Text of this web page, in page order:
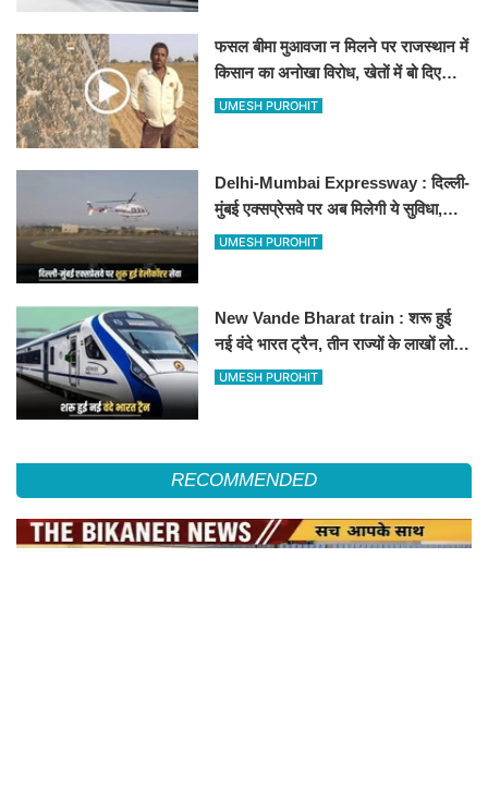
फसल बीमा मुआवजा न मिलने पर राजस्थान में
किसान का अनोखा विरोध, खेतों में बो दिए
500-500 रुपए के नोट, वीडियो वायरल
UMESH PUROHIT
Delhi-Mumbai Expressway : दिल्ली-
मुंबई एक्सप्रेसवे पर अब मिलेगी ये सुविधा,
हेलीकॉप्टर सर्विस से तुरंत घायल पहुंचेगा
UMESH PUROHIT
New Vande Bharat train : शरू हुई
नई वंदे भारत ट्रैन, तीन राज्यों के लाखों लोगों
का सफर होगा आसान, देखें पूरा रूटमैप
UMESH PUROHIT
RECOMMENDED